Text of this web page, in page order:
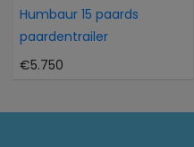
Humbaur 15 paards
paardentrailer
€5.750